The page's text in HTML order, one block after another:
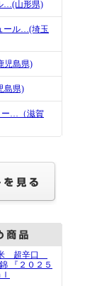
…(山形県)
ール…(埼玉
児島県)
島県)
ー…（滋賀
超辛口
『２０２５